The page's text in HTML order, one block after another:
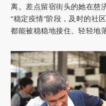
离。差点留宿街头的她在慈
“稳定疫情”阶段，及时的社
都能被稳稳地接住、轻轻地